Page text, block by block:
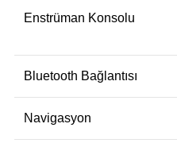
Enstrüman Konsolu
Bluetooth Bağlantısı
Navigasyon